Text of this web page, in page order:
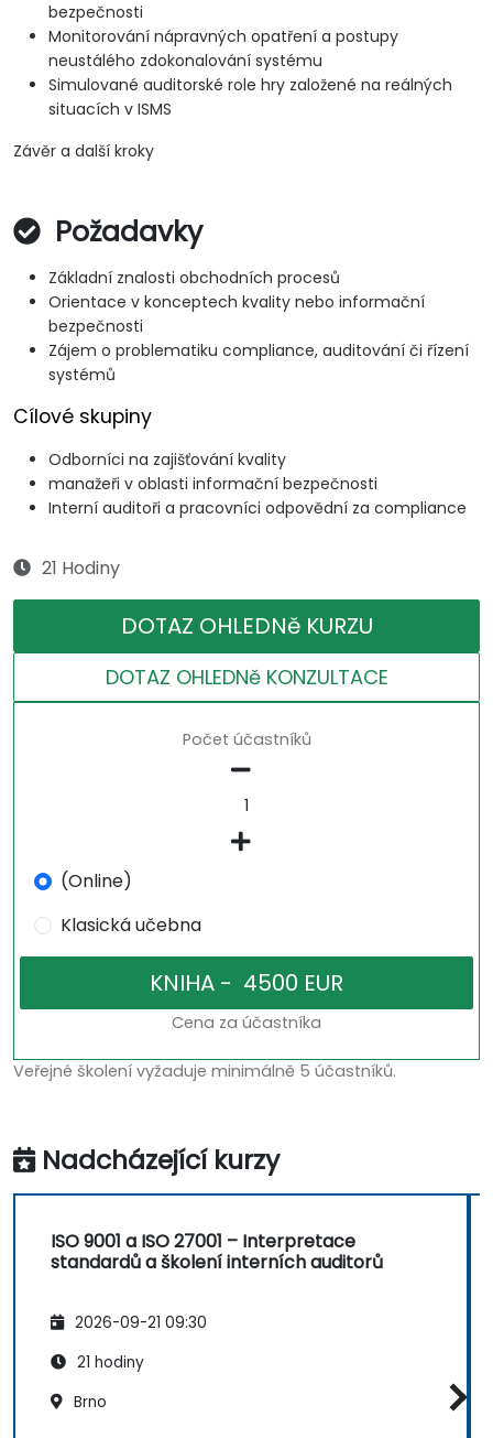
bezpečnosti
Monitorování nápravných opatření a postupy
neustálého zdokonalování systému
Simulované auditorské role hry založené na reálných
situacích v ISMS
Závěr a další kroky
Požadavky
Základní znalosti obchodních procesů
Orientace v konceptech kvality nebo informační
bezpečnosti
Zájem o problematiku compliance, auditování či řízení
systémů
Cílové skupiny
Odborníci na zajišťování kvality
manažeři v oblasti informační bezpečnosti
Interní auditoři a pracovníci odpovědní za compliance
21 Hodiny
DOTAZ OHLEDNě KURZU
DOTAZ OHLEDNě KONZULTACE
Počet účastníků
(Online)
Klasická učebna
Cena za účastníka
Veřejné školení vyžaduje minimálně 5 účastníků.
Nadcházející kurzy
ISO 9001 a ISO 27001 – Interpretace
standardů a školení interních auditorů
2026-09-21 09:30
21 hodiny
Brno